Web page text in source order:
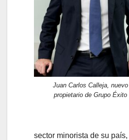
Juan Carlos Calleja, nuevo
propietario de Grupo Éxito
sector minorista de su país,